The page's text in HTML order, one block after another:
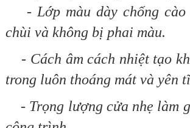
- Lớp màu dày chống cào
chùi và không bị phai màu.
- Cách âm cách nhiệt tạo
trong luôn thoáng mát và yên
- Trọng lượng cửa nhẹ làm